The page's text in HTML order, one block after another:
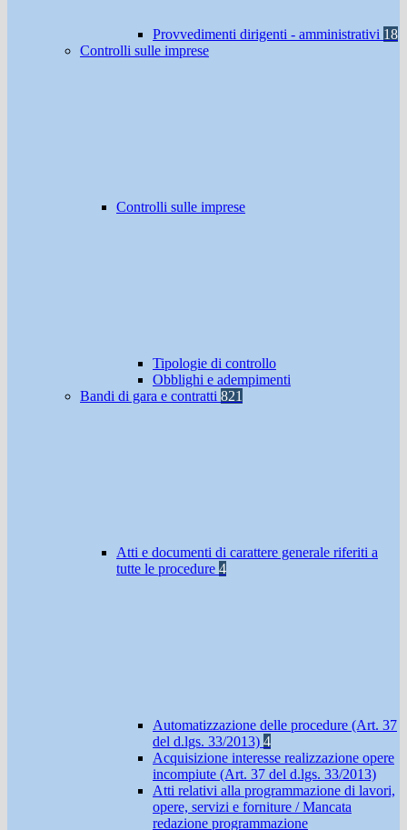
Provvedimenti dirigenti - amministrativi 18
Controlli sulle imprese
Controlli sulle imprese
Tipologie di controllo
Obblighi e adempimenti
Bandi di gara e contratti 821
Atti e documenti di carattere generale riferiti a
tutte le procedure 4
Automatizzazione delle procedure (Art. 37
del d.lgs. 33/2013) 4
Acquisizione interesse realizzazione opere
incompiute (Art. 37 del d.lgs. 33/2013)
Atti relativi alla programmazione di lavori,
opere, servizi e forniture / Mancata
redazione programmazione